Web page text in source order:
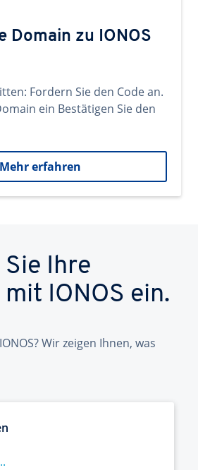
Domain zu IONOS
Fordern Sie den Code an.
ein Bestätigen Sie den
Mehr erfahren
Ihre
IONOS ein.
Wir zeigen Ihnen, was